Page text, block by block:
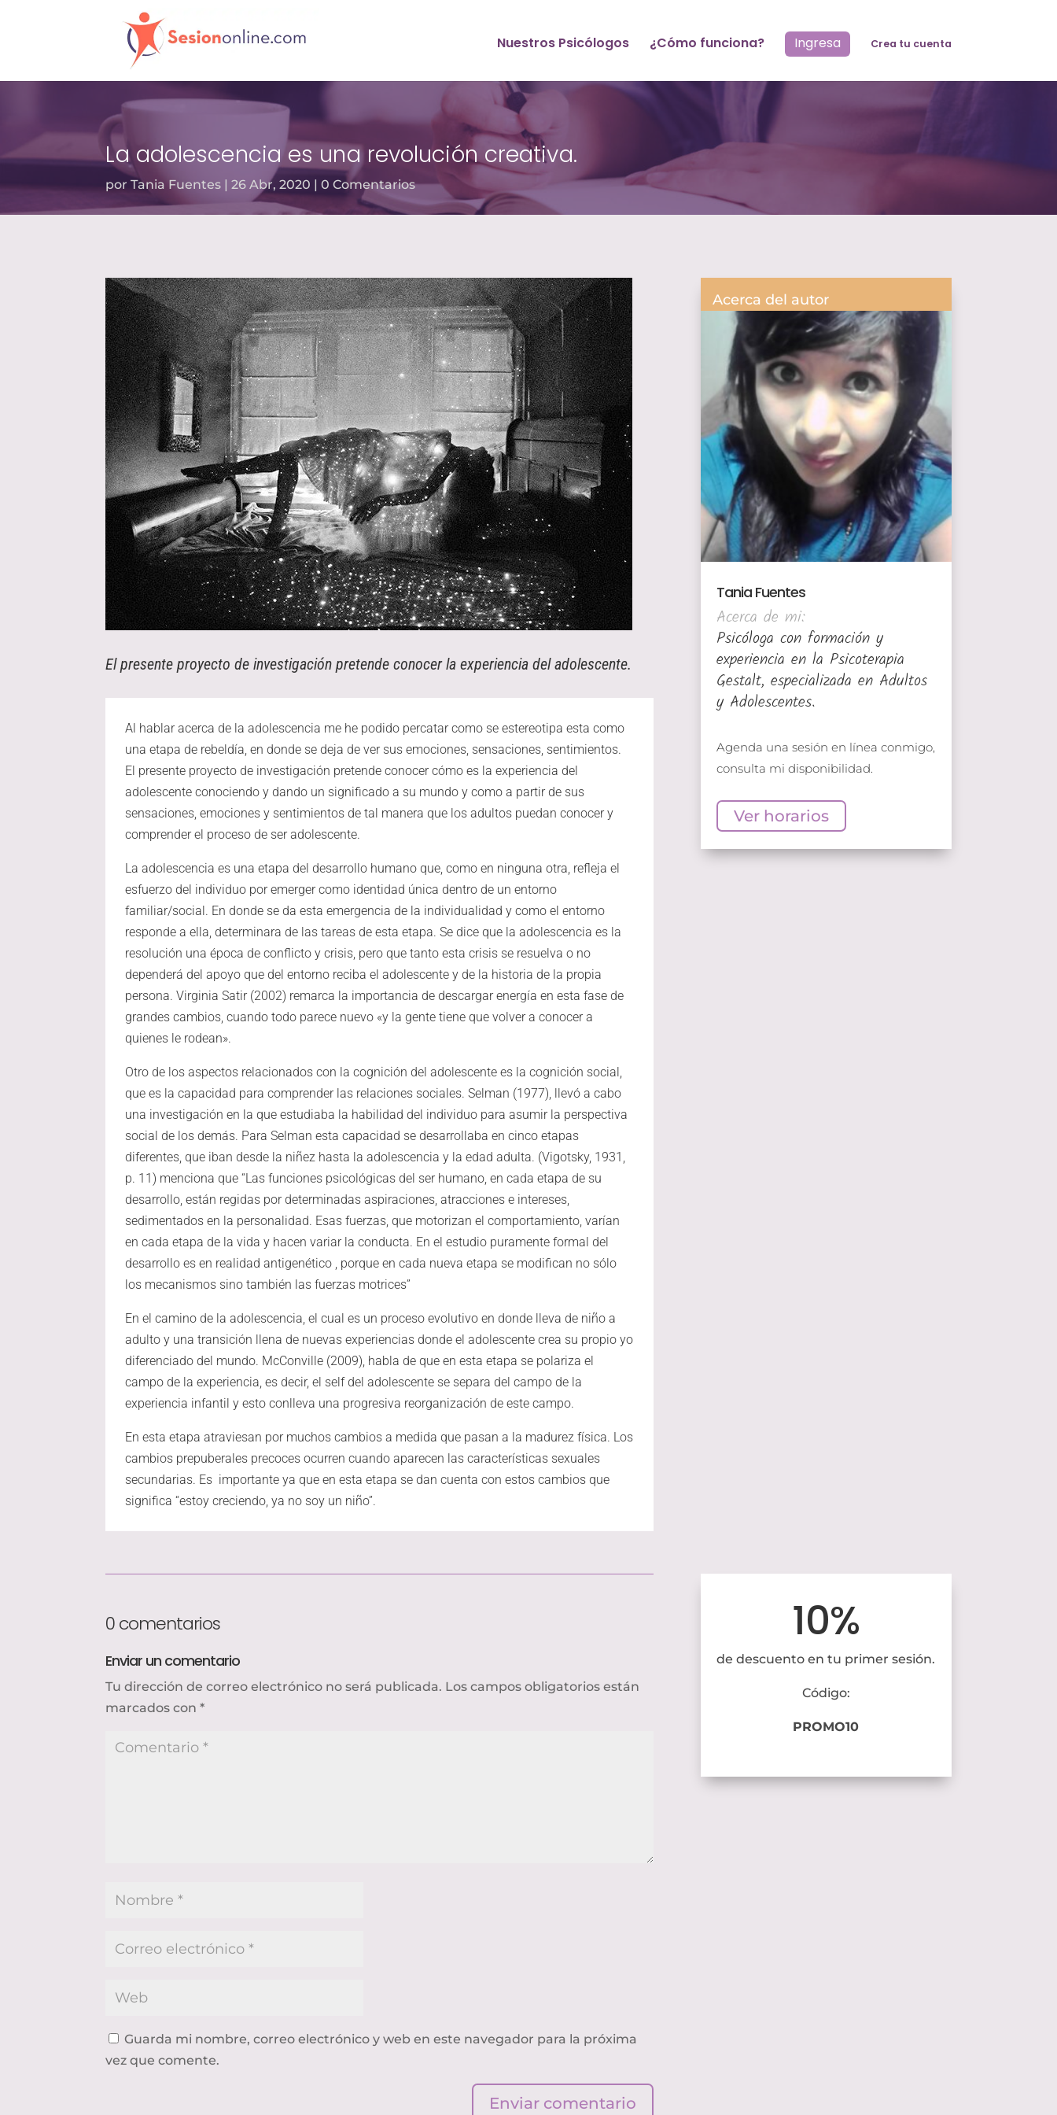
Nuestros Psicólogos ¿Cómo funciona? Ingresa Crea tu cuenta
La adolescencia es una revolución creativa.
porTania Fuentes 26 Abr, 2020 0 Comentarios
El presente proyecto de investigación pretende conocer la experiencia del adolescente.
Al hablar acerca de la adolescencia me he podido percatar como se estereotipa esta como
una etapa de rebeldía, en donde se deja de ver sus emociones, sensaciones, sentimientos.
El presente proyecto de investigación pretende conocer cómo es la experiencia del
adolescente conociendo y dando un significado a su mundo y como a partir de sus
sensaciones, emociones y sentimientos de tal manera que los adultos puedan conocer y
comprender el proceso de ser adolescente.
La adolescencia es una etapa del desarrollo humano que, como en ninguna otra, refleja el
esfuerzo del individuo por emerger como identidad única dentro de un entorno
familiar/social. En donde se da esta emergencia de la individualidad y como el entorno
responde a ella, determinara de las tareas de esta etapa. Se dice que la adolescencia es la
resolución una época de conflicto y crisis, pero que tanto esta crisis se resuelva o no
dependerá del apoyo que del entorno reciba el adolescente y de la historia de la propia
persona. Virginia Satir (2002) remarca la importancia de descargar energía en esta fase de
grandes cambios, cuando todo parece nuevo «y la gente tiene que volver a conocer a
quienes le rodean».
Otro de los aspectos relacionados con la cognición del adolescente es la cognición social,
que es la capacidad para comprender las relaciones sociales. Selman (1977), llevó a cabo
una investigación en la que estudiaba la habilidad del individuo para asumir la perspectiva
social de los demás. Para Selman esta capacidad se desarrollaba en cinco etapas
diferentes, que iban desde la niñez hasta la adolescencia y la edad adulta. (Vigotsky, 1931,
p. 11) menciona que “Las funciones psicológicas del ser humano, en cada etapa de su
desarrollo, están regidas por determinadas aspiraciones, atracciones e intereses,
sedimentados en la personalidad. Esas fuerzas, que motorizan el comportamiento, varían
en cada etapa de la vida y hacen variar la conducta. En el estudio puramente formal del
desarrollo es en realidad antigenético , porque en cada nueva etapa se modifican no sólo
los mecanismos sino también las fuerzas motrices”
En el camino de la adolescencia, el cual es un proceso evolutivo en donde lleva de niño a
adulto y una transición llena de nuevas experiencias donde el adolescente crea su propio yo
diferenciado del mundo. McConville (2009), habla de que en esta etapa se polariza el
campo de la experiencia, es decir, el self del adolescente se separa del campo de la
experiencia infantil y esto conlleva una progresiva reorganización de este campo.
En esta etapa atraviesan por muchos cambios a medida que pasan a la madurez física. Los
cambios prepuberales precoces ocurren cuando aparecen las características sexuales
secundarias. Es importante ya que en esta etapa se dan cuenta con estos cambios que
significa “estoy creciendo, ya no soy un niño”.
Acerca del autor
Tania Fuentes
Acerca de mi:
Psicóloga con formación y
experiencia en la Psicoterapia
Gestalt, especializada en Adultos
y Adolescentes.
Agenda una sesión en línea conmigo,
consulta mi disponibilidad.
Ver horarios
0 comentarios
Enviar un comentario
Tu dirección de correo electrónico no será publicada. Los campos obligatorios están
marcados con*
Guarda mi nombre, correo electrónico y web en este navegador para la próxima
vez que comente.
Enviar comentario
10%
de descuento en tu primer sesión.
Código:
PROMO10